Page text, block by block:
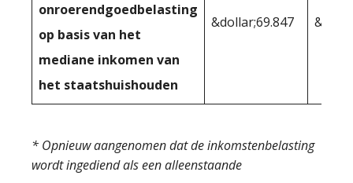
onroerendgoedbelasting
op basis van het
mediane inkomen van
het staatshuishouden
&dollar;69.847
* Opnieuw aangenomen dat de inkomstenbelasting
wordt ingediend als een alleenstaande